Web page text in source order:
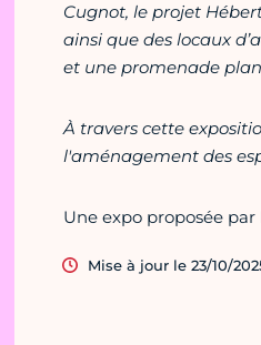
Cugnot, le projet
ainsi que des locaux
et une promenade
À travers cette
l'aménagement des
Une expo proposée par
Mise à jour le 23/10/